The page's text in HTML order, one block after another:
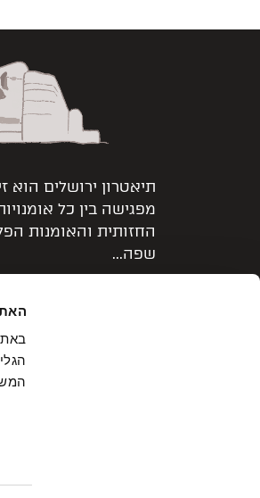
תיאטרון ירושלים
מפגישה בין כל
החזותית והאומנות
שפה...
הצטרפו לרשימת